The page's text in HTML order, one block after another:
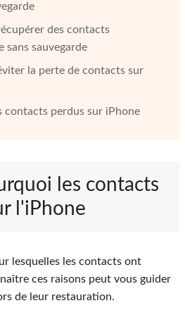
des contacts
sans sauvegarde
la perte de contacts sur
contacts perdus sur iPhone
les contacts
l'iPhone
lesquelles les contacts ont
ces raisons peut vous guider
de leur restauration.